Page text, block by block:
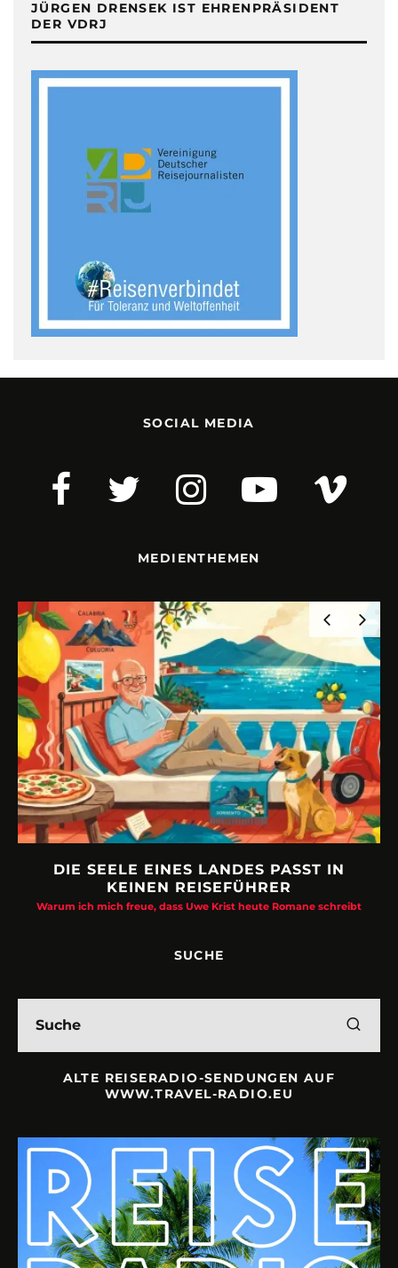
JÜRGEN DRENSEK IST EHRENPRÄSIDENT
DER VDRJ
SOCIAL MEDIA
MEDIENTHEMEN
DIE SEELE EINES LANDES PASST IN
KEINEN REISEFÜHRER
Warum ich mich freue, dass Uwe Krist heute Romane schreibt
SUCHE
ALTE REISERADIO-SENDUNGEN AUF
WWW.TRAVEL-RADIO.EU